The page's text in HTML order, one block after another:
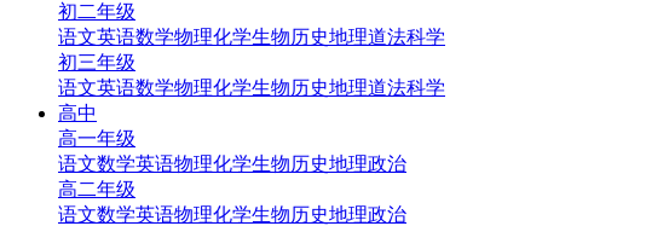
初二年级
语文英语数学物理化学生物历史地理道法科学
初三年级
语文英语数学物理化学生物历史地理道法科学
高中
高一年级
‌语文‌数学英语‌物理‌化学‌生物‌历史‌地理‌‌政治‌
高二年级
‌语文‌数学英语‌物理‌化学‌生物‌历史‌地理‌‌政治‌